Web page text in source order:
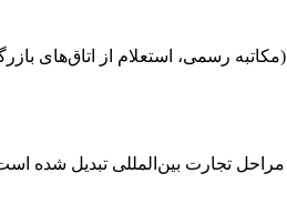
رسمی، استعلام از اتاق‌های
تجارت بین‌المللی تبدیل شده